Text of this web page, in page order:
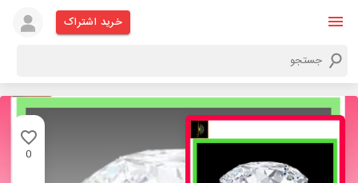
خرید اشتراک
0